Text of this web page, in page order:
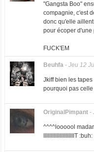
"Gangsta Boo"
compagnie, c'est
donc qu'elle
pour écoper d'une
FUCK'EM
Beuhfa- Jeu 12
Jkiff bien les
pourquoi pas
OriginalPimpant-
^^^^loooool
IIIIIIIIIIIIIIIIIIIIIT :buh: